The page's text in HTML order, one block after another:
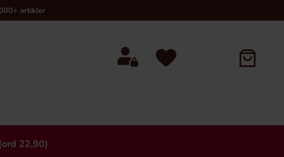
artikler
22,90)